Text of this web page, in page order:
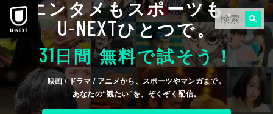
本文へスキップエンタメもスポーツも、
U-NEXTひとつで。
31日間 無料で試そう！
映画 / ドラマ / アニメから、スポーツやマンガまで。
あなたの“観たい”を、ぞくぞく配信。